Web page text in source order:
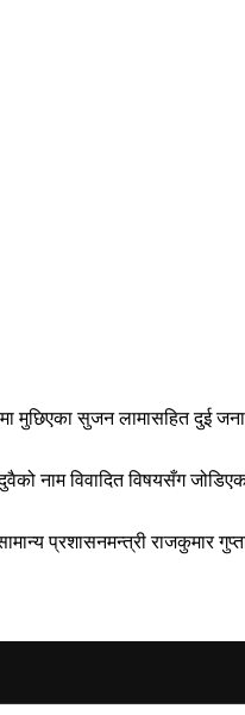
मुछिएका सुजन लामासहित दुई
नाम विवादित विषयसँग
प्रशासनमन्त्री राजकुमार